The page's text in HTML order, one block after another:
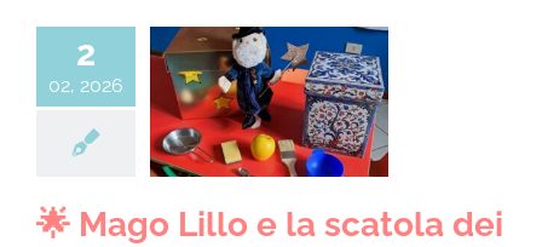
2
02, 2026
Lillo e la
dei 5 sensi
anni a.s. 25/26
🌟 Mago Lillo e la scatola dei